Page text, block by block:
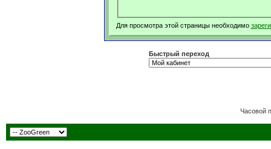
Для просмотра этой страницы необходимо
Быстрый переход
Часовой